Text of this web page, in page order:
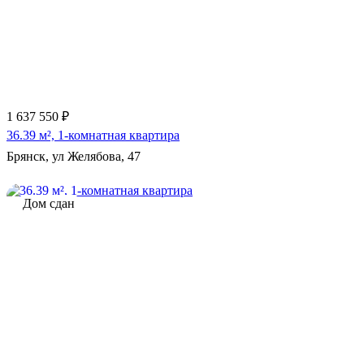
1 637 550 ₽
36.39 м², 1-комнатная квартира
Брянск, ул Желябова, 47
Дом сдан